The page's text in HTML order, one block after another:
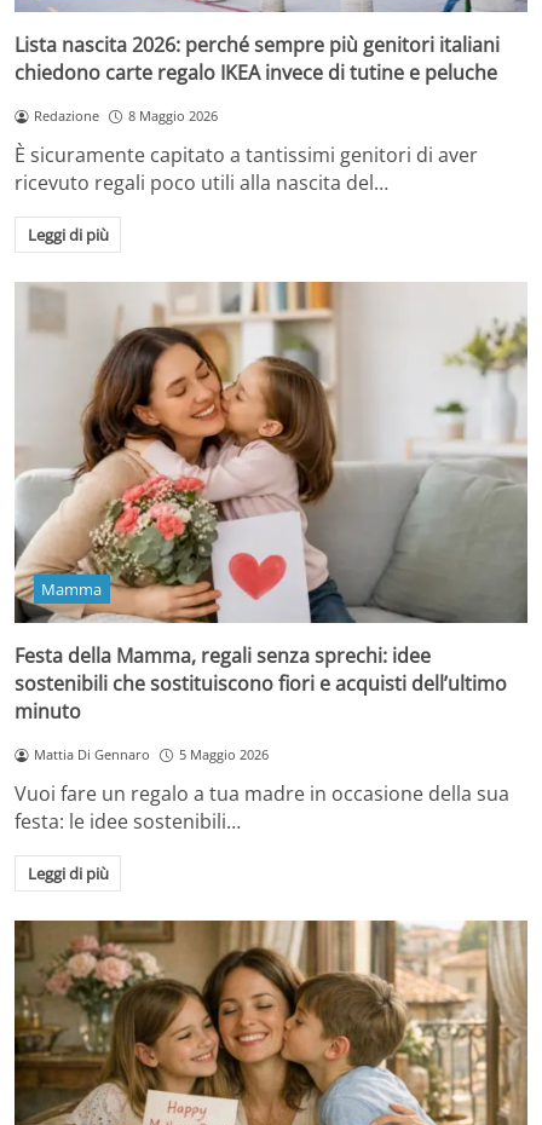
Lista nascita 2026: perché sempre più genitori italiani
chiedono carte regalo IKEA invece di tutine e peluche
Redazione 8 Maggio 2026
È sicuramente capitato a tantissimi genitori di aver
ricevuto regali poco utili alla nascita del…
Leggi di più
Mamma
Festa della Mamma, regali senza sprechi: idee
sostenibili che sostituiscono fiori e acquisti dell’ultimo
minuto
Mattia Di Gennaro 5 Maggio 2026
Vuoi fare un regalo a tua madre in occasione della sua
festa: le idee sostenibili…
Leggi di più